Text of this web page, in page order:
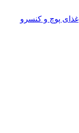
غذای پوچ و کنسرو